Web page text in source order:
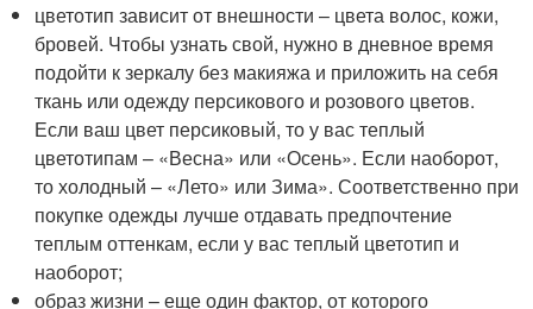
цветотип зависит от внешности – цвета волос, кожи,
бровей. Чтобы узнать свой, нужно в дневное время
подойти к зеркалу без макияжа и приложить на себя
ткань или одежду персикового и розового цветов.
Если ваш цвет персиковый, то у вас теплый
цветотипам – «Весна» или «Осень». Если наоборот,
то холодный – «Лето» или Зима». Соответственно при
покупке одежды лучше отдавать предпочтение
теплым оттенкам, если у вас теплый цветотип и
наоборот;
образ жизни – еще один фактор, от которого